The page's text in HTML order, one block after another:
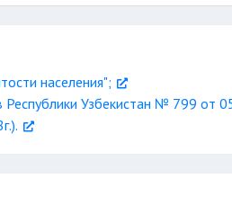
самозанятого
населения";
Узбекистан № 799 от